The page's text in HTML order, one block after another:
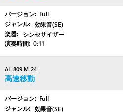
Full
効果音(SE)
シンセサイザー
0:11
AL-809 M-24
高速移動
Full
効果音(SE)